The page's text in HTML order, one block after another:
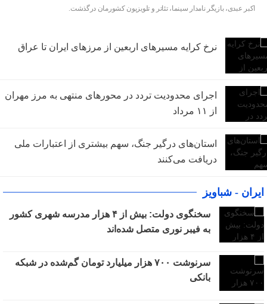
اکبر عبدی، بازیگر نامدار سینما، تئاتر و تلویزیون کشورمان درگذشت.
نرخ کرایه مسیرهای اربعین از مرزهای ایران تا عراق
اجرای محدودیت تردد در محورهای منتهی به مرز مهران
از ۱۱ مرداد
استان‌های درگیر جنگ، سهم بیشتری از اعتبارات ملی
دریافت می‌کنند
ایران - شباویز
سخنگوی دولت: بیش از ۴ هزار مدرسه شهری کشور
به فیبر نوری متصل شده‌اند
سرنوشت ۷۰۰ هزار میلیارد تومان گم‌شده در شبکه
بانکی